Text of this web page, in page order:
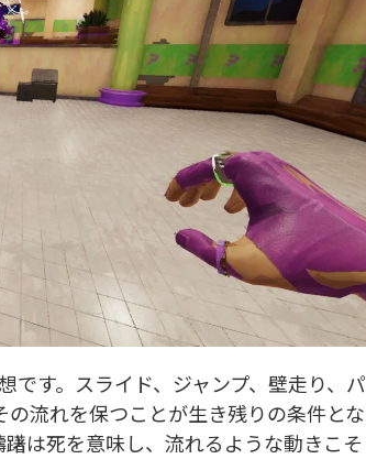
です。スライド、ジャンプ、壁走り、パ
流れを保つことが生き残りの条件とな
は死を意味し、流れるような動きこそ